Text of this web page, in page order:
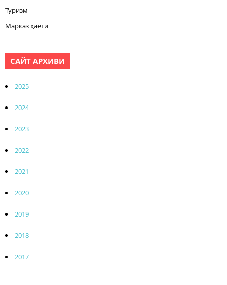
Туризм
Марказ ҳаёти
САЙТ АРХИВИ
2025
2024
2023
2022
2021
2020
2019
2018
2017